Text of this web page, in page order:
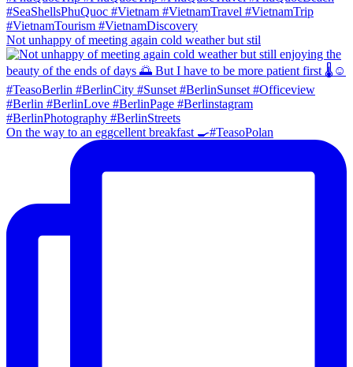
Not unhappy of meeting again cold weather but stil
On the way to an eggcellent breakfast 🍳#TeasoPolan